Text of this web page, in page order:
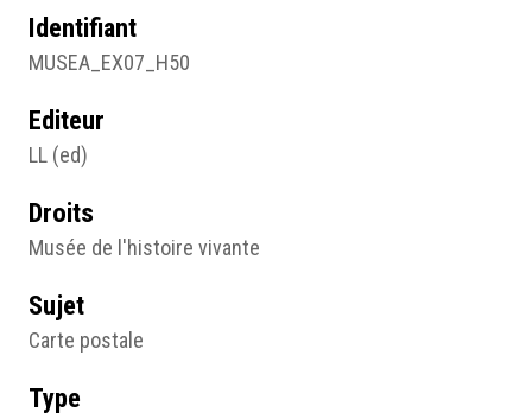
Identifiant
MUSEA_EX07_H50
Editeur
LL (ed)
Droits
Musée de l'histoire vivante
Sujet
Carte postale
Type